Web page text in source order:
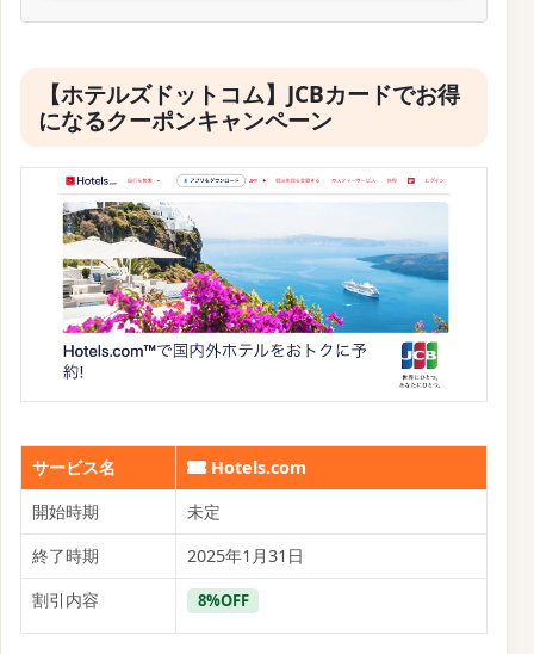
【ホテルズドットコム】JCBカードでお得
になるクーポンキャンペーン
サービス名
Hotels.com
開始時期
未定
終了時期
2025年1月31日
割引内容
8%OFF